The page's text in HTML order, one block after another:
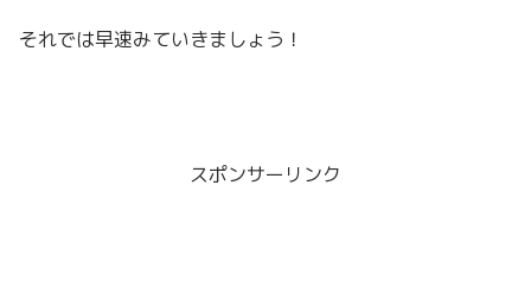
それでは早速みていきましょう！
スポンサーリンク